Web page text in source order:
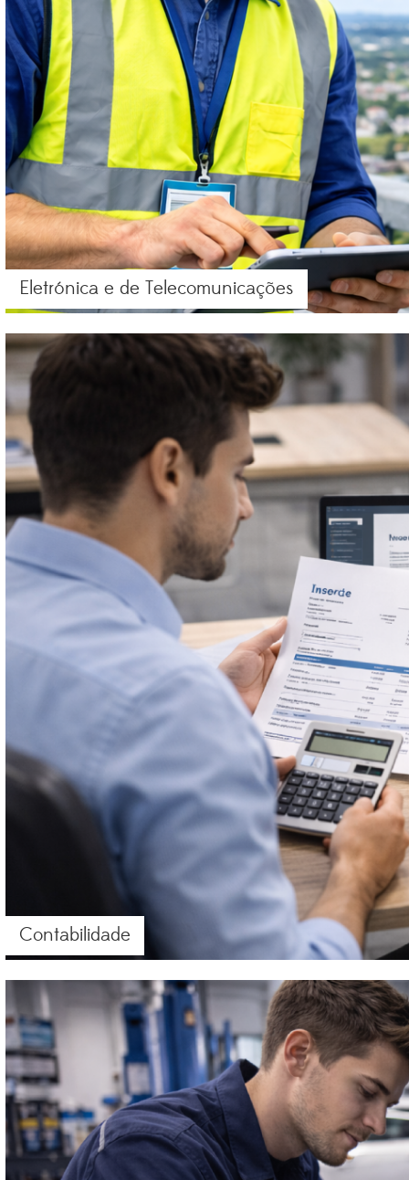
Eletrónica e de Telecomunicações
Contabilidade